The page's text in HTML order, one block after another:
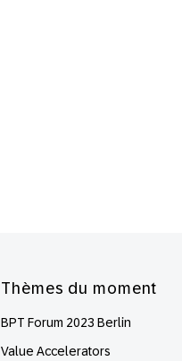
Thèmes du moment
BPT Forum 2023 Berlin
Value Accelerators